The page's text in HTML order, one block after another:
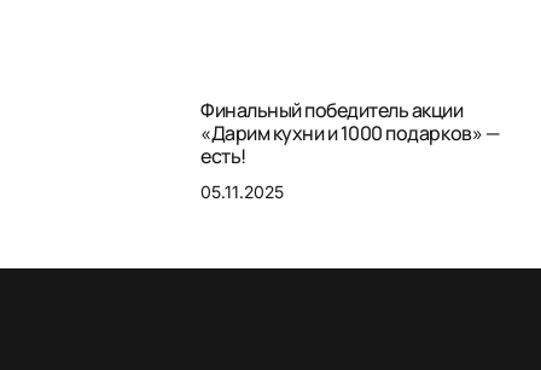
Финальный победитель акции
«Дарим кухни и 1000 подарков» —
есть!
05.11.2025